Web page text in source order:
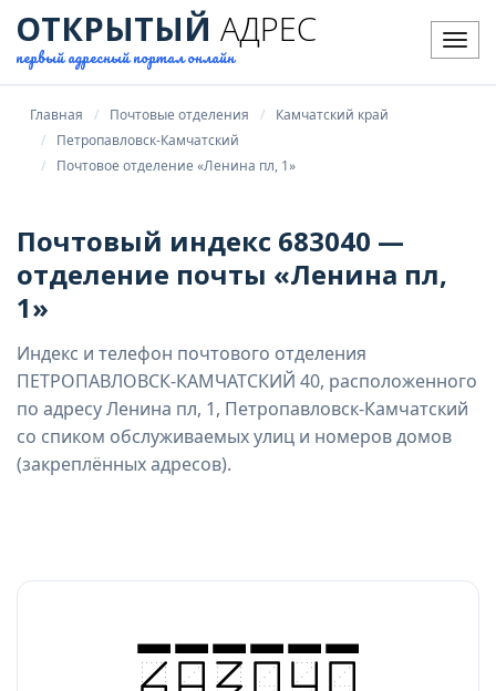
ОТКРЫТЫЙ АДРЕС
первый адресный портал онлайн
Главная Почтовые отделения
Камчатский край
Петропавловск-Камчатский
Почтовое отделение «Ленина пл, 1»
Почтовый индекс 683040 —
отделение почты «Ленина пл,
1»
Индекс и телефон почтового отделения
ПЕТРОПАВЛОВСК-КАМЧАТСКИЙ 40, расположенного
по адресу Ленина пл, 1, Петропавловск-Камчатский
со спиком обслуживаемых улиц и номеров домов
(закреплённых адресов).